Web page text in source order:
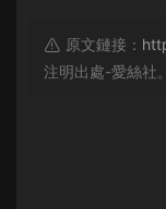
原文鏈接：
注明出處-愛絲社。